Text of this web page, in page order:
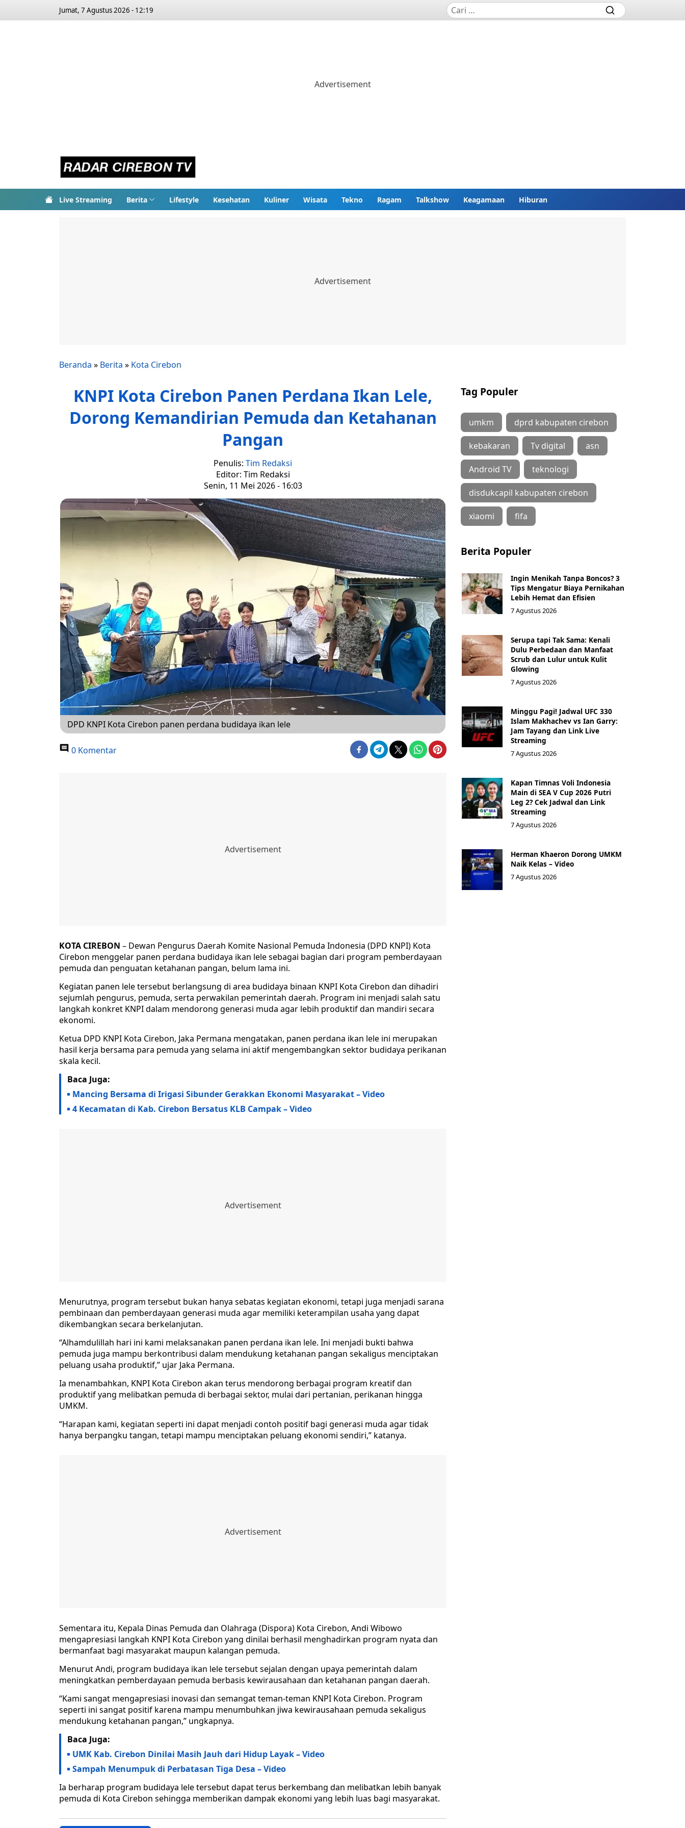
Jumat, 7 Agustus 2026 - 12:19
Live Streaming Berita Lifestyle Kesehatan Kuliner Wisata Tekno Ragam Talkshow Keagamaan Hiburan
Beranda » Berita » Kota Cirebon
KNPI Kota Cirebon Panen Perdana Ikan Lele,
Dorong Kemandirian Pemuda dan Ketahanan
Pangan
Penulis: Tim Redaksi
Editor: Tim Redaksi
Senin, 11 Mei 2026 - 16:03
DPD KNPI Kota Cirebon panen perdana budidaya ikan lele
0 Komentar
KOTA CIREBON – Dewan Pengurus Daerah Komite Nasional Pemuda Indonesia (DPD KNPI) Kota
Cirebon menggelar panen perdana budidaya ikan lele sebagai bagian dari program pemberdayaan
pemuda dan penguatan ketahanan pangan, belum lama ini.
Kegiatan panen lele tersebut berlangsung di area budidaya binaan KNPI Kota Cirebon dan dihadiri
sejumlah pengurus, pemuda, serta perwakilan pemerintah daerah. Program ini menjadi salah satu
langkah konkret KNPI dalam mendorong generasi muda agar lebih produktif dan mandiri secara
ekonomi.
Ketua DPD KNPI Kota Cirebon, Jaka Permana mengatakan, panen perdana ikan lele ini merupakan
hasil kerja bersama para pemuda yang selama ini aktif mengembangkan sektor budidaya perikanan
skala kecil.
Baca Juga:
Mancing Bersama di Irigasi Sibunder Gerakkan Ekonomi Masyarakat – Video
4 Kecamatan di Kab. Cirebon Bersatus KLB Campak – Video
Menurutnya, program tersebut bukan hanya sebatas kegiatan ekonomi, tetapi juga menjadi sarana
pembinaan dan pemberdayaan generasi muda agar memiliki keterampilan usaha yang dapat
dikembangkan secara berkelanjutan.
“Alhamdulillah hari ini kami melaksanakan panen perdana ikan lele. Ini menjadi bukti bahwa
pemuda juga mampu berkontribusi dalam mendukung ketahanan pangan sekaligus menciptakan
peluang usaha produktif,” ujar Jaka Permana.
Ia menambahkan, KNPI Kota Cirebon akan terus mendorong berbagai program kreatif dan
produktif yang melibatkan pemuda di berbagai sektor, mulai dari pertanian, perikanan hingga
UMKM.
“Harapan kami, kegiatan seperti ini dapat menjadi contoh positif bagi generasi muda agar tidak
hanya berpangku tangan, tetapi mampu menciptakan peluang ekonomi sendiri,” katanya.
Sementara itu, Kepala Dinas Pemuda dan Olahraga (Dispora) Kota Cirebon, Andi Wibowo
mengapresiasi langkah KNPI Kota Cirebon yang dinilai berhasil menghadirkan program nyata dan
bermanfaat bagi masyarakat maupun kalangan pemuda.
Menurut Andi, program budidaya ikan lele tersebut sejalan dengan upaya pemerintah dalam
meningkatkan pemberdayaan pemuda berbasis kewirausahaan dan ketahanan pangan daerah.
“Kami sangat mengapresiasi inovasi dan semangat teman-teman KNPI Kota Cirebon. Program
seperti ini sangat positif karena mampu menumbuhkan jiwa kewirausahaan pemuda sekaligus
mendukung ketahanan pangan,” ungkapnya.
Baca Juga:
UMK Kab. Cirebon Dinilai Masih Jauh dari Hidup Layak – Video
Sampah Menumpuk di Perbatasan Tiga Desa – Video
Ia berharap program budidaya lele tersebut dapat terus berkembang dan melibatkan lebih banyak
pemuda di Kota Cirebon sehingga memberikan dampak ekonomi yang lebih luas bagi masyarakat.
Tag Populer
umkm dprd kabupaten cirebon
kebakaran Tv digital asn
Android TV teknologi
disdukcapil kabupaten cirebon
xiaomi fifa
Berita Populer
Ingin Menikah Tanpa Boncos? 3
Tips Mengatur Biaya Pernikahan
Lebih Hemat dan Efisien
7 Agustus 2026
Serupa tapi Tak Sama: Kenali
Dulu Perbedaan dan Manfaat
Scrub dan Lulur untuk Kulit
Glowing
7 Agustus 2026
Minggu Pagi! Jadwal UFC 330
Islam Makhachev vs Ian Garry:
Jam Tayang dan Link Live
Streaming
7 Agustus 2026
Kapan Timnas Voli Indonesia
Main di SEA V Cup 2026 Putri
Leg 2? Cek Jadwal dan Link
Streaming
7 Agustus 2026
Herman Khaeron Dorong UMKM
Naik Kelas – Video
7 Agustus 2026